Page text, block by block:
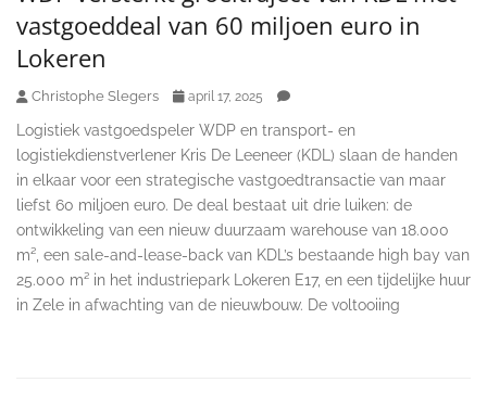
vastgoeddeal van 60 miljoen euro in
Lokeren
Christophe Slegers april 17, 2025
Logistiek vastgoedspeler WDP en transport- en
logistiekdienstverlener Kris De Leeneer (KDL) slaan de handen
in elkaar voor een strategische vastgoedtransactie van maar
liefst 60 miljoen euro. De deal bestaat uit drie luiken: de
ontwikkeling van een nieuw duurzaam warehouse van 18.000
m², een sale-and-lease-back van KDL’s bestaande high bay van
25.000 m² in het industriepark Lokeren E17, en een tijdelijke huur
in Zele in afwachting van de nieuwbouw. De voltooiing